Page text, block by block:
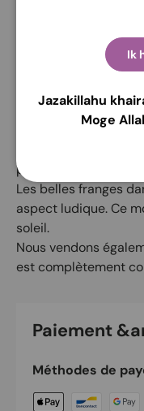
Tailles : 4, 8 et
Couleur :
Description du
Avec ce foulard
plus jeune âge.
Les belles franges
aspect ludique. Ce
soleil.
Nous vendons
est complètement
Paiement
Méthodes de
Ik
Jazakillahu
Moge